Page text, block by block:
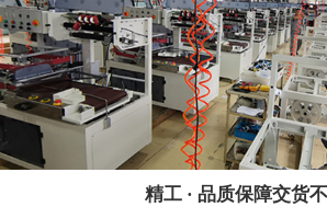
精工 · 品质保障交货